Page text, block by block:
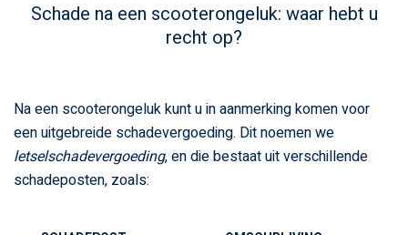
Schade na een scooterongeluk: waar hebt u
recht op?
Na een scooterongeluk kunt u in aanmerking komen voor
een uitgebreide schadevergoeding. Dit noemen we
letselschadevergoeding, en die bestaat uit verschillende
schadeposten, zoals: